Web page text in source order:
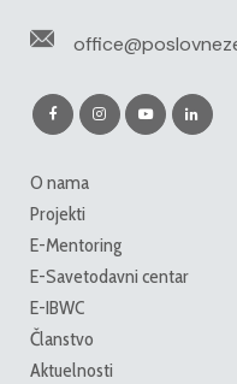
O nama
Projekti
E-Mentoring
E-Savetodavni centar
E-IBWC
Članstvo
Aktuelnosti